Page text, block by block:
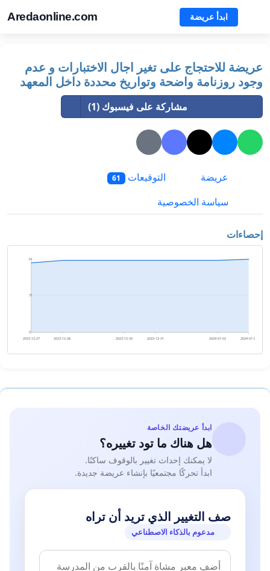
Aredaonline.com ابدأ عريضة
عريضة للاحتجاج على تغير اجال الاختبارات و عدم
وجود روزنامة واضحة وتواريخ محددة داخل المعهد
مشاركة على فيسبوك (1)
عريضة التوقيعات 61
سياسة الخصوصية
إحصاءات
0
31
61
2023-12-27 2023-12-28 2023-12-30 2023-12-31 2024-01-02 2024-01-03
ابدأ عريضتك الخاصة
هل هناك ما تود تغييره؟
لا يمكنك إحداث تغيير بالوقوف ساكنًا.
ابدأ تحركًا مجتمعيًا بإنشاء عريضة جديدة.
صف التغيير الذي تريد أن تراه
مدعوم بالذكاء الاصطناعي